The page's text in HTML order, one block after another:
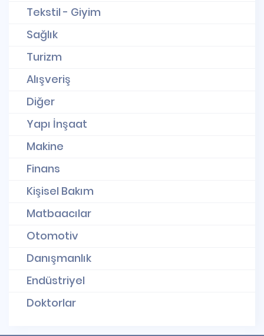
Tekstil - Giyim
Sağlık
Turizm
Alışveriş
Diğer
Yapı İnşaat
Makine
Finans
Kişisel Bakım
Matbaacılar
Otomotiv
Danışmanlık
Endüstriyel
Doktorlar